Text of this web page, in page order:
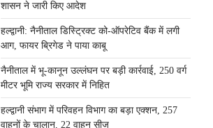
शासन ने जारी किए आदेश
हल्द्वानी: नैनीताल डिस्ट्रिक्ट को-ऑपरेटिव बैंक में लगी
आग, फायर ब्रिगेड ने पाया काबू
नैनीताल में भू-कानून उल्लंघन पर बड़ी कार्रवाई, 250 वर्ग
मीटर भूमि राज्य सरकार में निहित
हल्द्वानी संभाग में परिवहन विभाग का बड़ा एक्शन, 257
वाहनों के चालान, 22 वाहन सीज